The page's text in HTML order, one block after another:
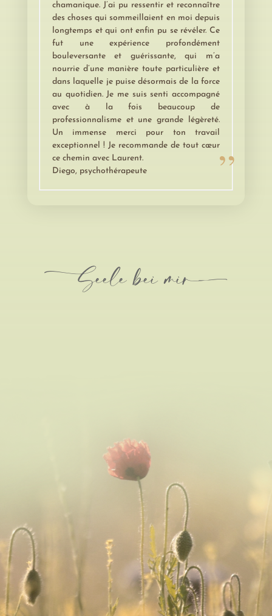
chamanique. J’ai pu ressentir et reconnaître
des choses qui sommeillaient en moi depuis
longtemps et qui ont enfin pu se révéler. Ce
fut une expérience profondément
bouleversante et guérissante, qui m’a
nourrie d’une manière toute particulière et
dans laquelle je puise désormais de la force
au quotidien. Je me suis senti accompagné
avec à la fois beaucoup de
professionnalisme et une grande légèreté.
Un immense merci pour ton travail
exceptionnel ! Je recommande de tout cœur
ce chemin avec Laurent.
Diego, psychothérapeute
-Seele bei mir-